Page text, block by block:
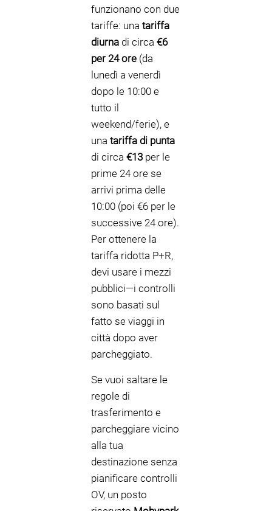
funzionano con due
tariffe: una tariffa
diurna di circa €6
per 24 ore (da
lunedì a venerdì
dopo le 10:00 e
tutto il
weekend/ferie), e
una tariffa di punta
di circa €13 per le
prime 24 ore se
arrivi prima delle
10:00 (poi €6 per le
successive 24 ore).
Per ottenere la
tariffa ridotta P+R,
devi usare i mezzi
pubblici—i controlli
sono basati sul
fatto se viaggi in
città dopo aver
parcheggiato.
Se vuoi saltare le
regole di
trasferimento e
parcheggiare vicino
alla tua
destinazione senza
pianificare controlli
OV, un posto